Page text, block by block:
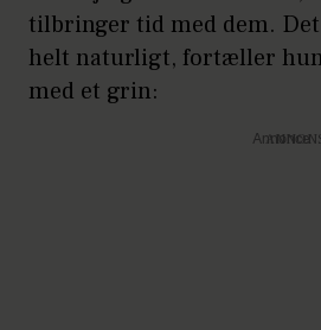
tilbringer tid med dem.
helt naturligt, fortæller
med et grin:
Annonce